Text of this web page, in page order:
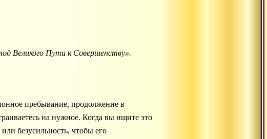
Великого Пути к Совершенству».
пребывание, продолжение в
на нужное. Когда вы ищите это
безусильность, чтобы его